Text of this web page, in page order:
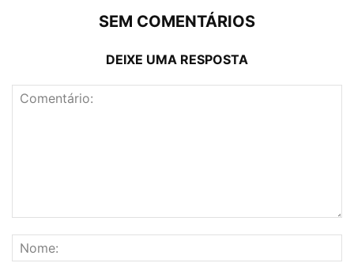
SEM COMENTÁRIOS
DEIXE UMA RESPOSTA